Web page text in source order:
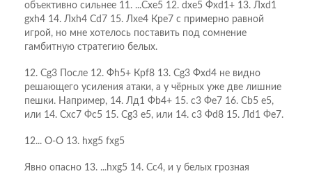
объективно сильнее 11. ...Схе5 12. dхе5 Фхd1+ 13. Лхd1
gхh4 14. Лхh4 Сd7 15. Лхе4 Кре7 с примерно равной
игрой, но мне хотелось поставить под сомнение
гамбитную стратегию белых.
12. Сg3 После 12. Фh5+ Крf8 13. Сg3 Фхd4 не видно
решающего усиления атаки, а у чёрных уже две лишние
пешки. Например, 14. Лд1 Фb4+ 15. с3 Фе7 16. Сb5 е5,
или 14. Схс7 Фс5 15. Сg3 е5, или 14. с3 Фd8 15. Лd1 Фе7.
12... O-O 13. hxg5 fxg5
Явно опасно 13. ...hхg5 14. Сс4, и у белых грозная